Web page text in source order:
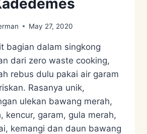
May 27, 2020
bagian dalam singkong
dari zero waste cooking,
rebus dulu pakai air garam
Rasanya unik,
ulekan bawang merah,
kencur, garam, gula merah,
kemangi dan daun bawang